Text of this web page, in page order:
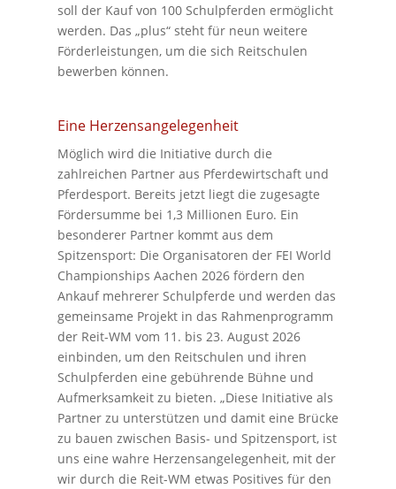
soll der Kauf von 100 Schulpferden ermöglicht
werden. Das „plus“ steht für neun weitere
Förderleistungen, um die sich Reitschulen
bewerben können.
Eine Herzensangelegenheit
Möglich wird die Initiative durch die
zahlreichen Partner aus Pferdewirtschaft und
Pferdesport. Bereits jetzt liegt die zugesagte
Fördersumme bei 1,3 Millionen Euro. Ein
besonderer Partner kommt aus dem
Spitzensport: Die Organisatoren der FEI World
Championships Aachen 2026 fördern den
Ankauf mehrerer Schulpferde und werden das
gemeinsame Projekt in das Rahmenprogramm
der Reit-WM vom 11. bis 23. August 2026
einbinden, um den Reitschulen und ihren
Schulpferden eine gebührende Bühne und
Aufmerksamkeit zu bieten. „Diese Initiative als
Partner zu unterstützen und damit eine Brücke
zu bauen zwischen Basis- und Spitzensport, ist
uns eine wahre Herzensangelegenheit, mit der
wir durch die Reit-WM etwas Positives für den